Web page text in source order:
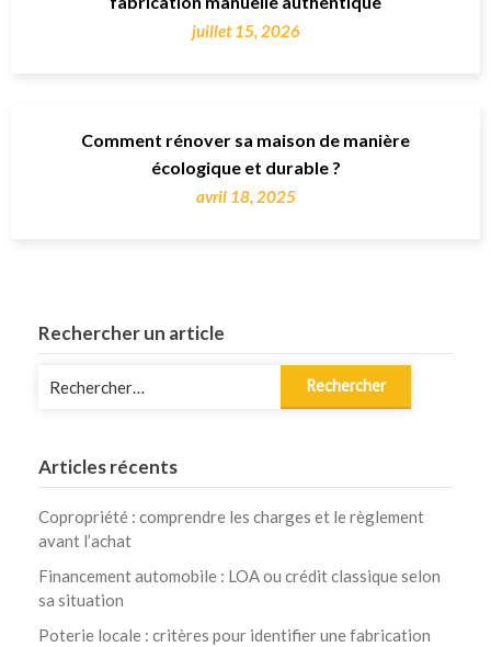
juillet 15, 2026
Comment rénover sa maison de manière
écologique et durable ?
avril 18, 2025
Rechercher un article
Articles récents
Copropriété : comprendre les charges et le règlement
avant l’achat
Financement automobile : LOA ou crédit classique selon
sa situation
Poterie locale : critères pour identifier une fabrication